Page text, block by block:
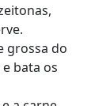
grossa do
bata os